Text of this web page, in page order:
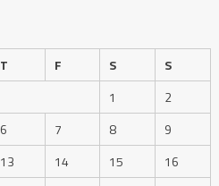
T F S
S
1
2
6 7 8
9
13 14 15
16